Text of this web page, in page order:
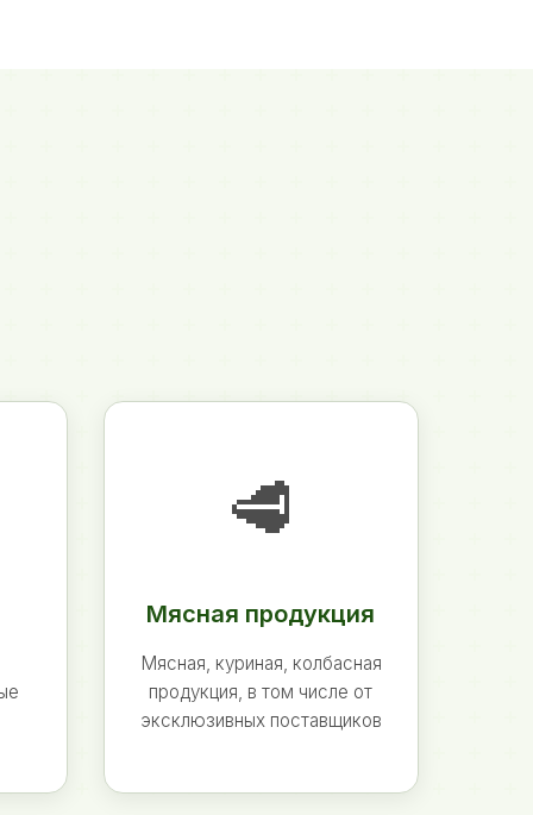
🥩
Мясная продукция
Мясная, куриная, колбасная
продукция, в том числе от
эксклюзивных поставщиков